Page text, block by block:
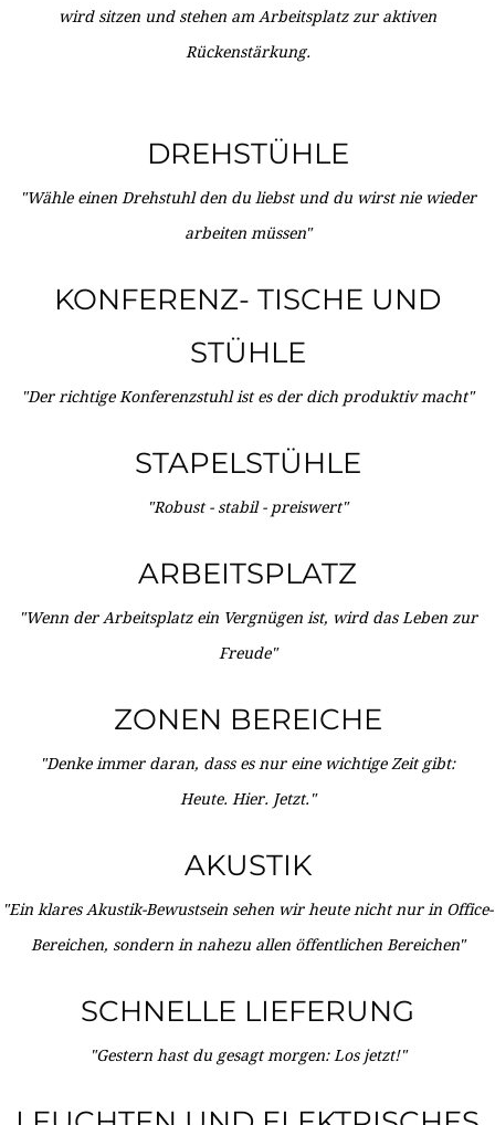
wird sitzen und stehen am Arbeitsplatz zur aktiven
Rückenstärkung.
DREHSTÜHLE
"Wähle einen Drehstuhl den du liebst und du wirst nie wieder
arbeiten müssen"
KONFERENZ- TISCHE UND
STÜHLE
"Der richtige Konferenzstuhl ist es der dich produktiv macht"
STAPELSTÜHLE
"Robust - stabil - preiswert"
ARBEITSPLATZ
"Wenn der Arbeitsplatz ein Vergnügen ist, wird das Leben zur
Freude"
ZONEN BEREICHE
"Denke immer daran, dass es nur eine wichtige Zeit gibt:
Heute. Hier. Jetzt."
AKUSTIK
"Ein klares Akustik-Bewustsein sehen wir heute nicht nur in Office-
Bereichen, sondern in nahezu allen öffentlichen Bereichen"
SCHNELLE LIEFERUNG
"Gestern hast du gesagt morgen: Los jetzt!"